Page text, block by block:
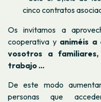
cinco contratos
Os invitamos a
cooperativa y animéis
vosotros a familiares,
trabajo ...
De este modo
personas que